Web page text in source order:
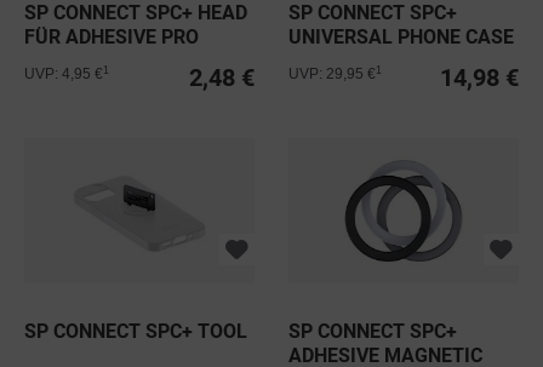
SP CONNECT SPC+ HEAD
FÜR ADHESIVE PRO
2,48 €
UVP: 4,95 €
SP CONNECT SPC+
UNIVERSAL PHONE CASE
14,98 €
UVP: 29,95 €
SP CONNECT SPC+ TOOL
SP CONNECT SPC+
ADHESIVE MAGNETIC